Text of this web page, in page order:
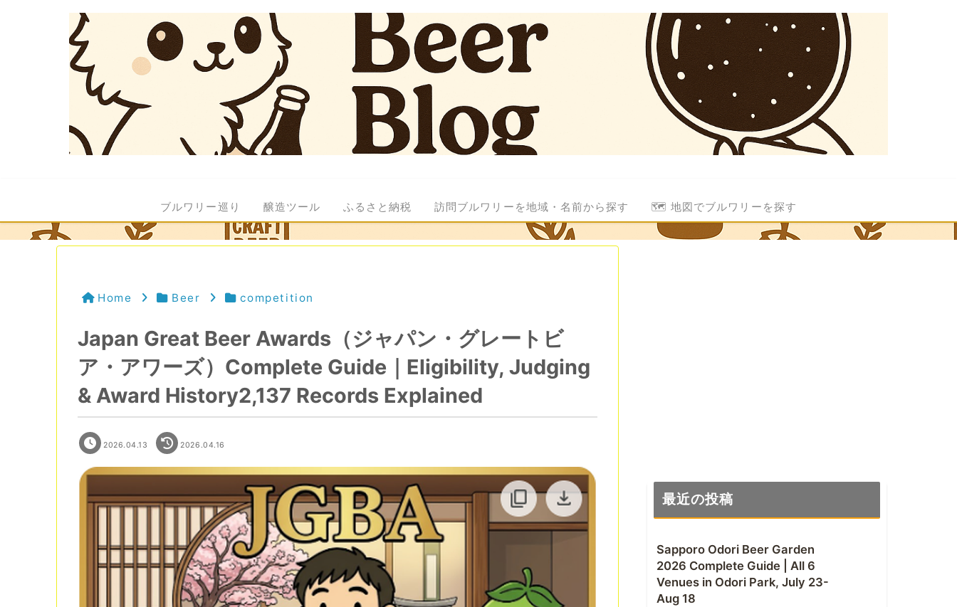
ブルワリー巡り 醸造ツール ふるさと納税 訪問ブルワリーを地域・名前から探す 🗺️ 地図でブルワリーを探す
Home Beer competition
Japan Great Beer Awards（ジャパン・グレートビ
ア・アワーズ）Complete Guide｜Eligibility, Judging
& Award History2,137 Records Explained
2026.04.13 2026.04.16
最近の投稿
Sapporo Odori Beer Garden
2026 Complete Guide | All 6
Venues in Odori Park, July 23-
Aug 18